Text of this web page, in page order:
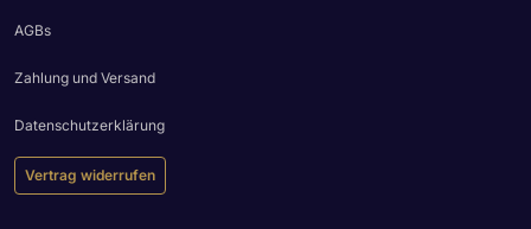
AGBs
Zahlung und Versand
Datenschutzerklärung
Vertrag widerrufen